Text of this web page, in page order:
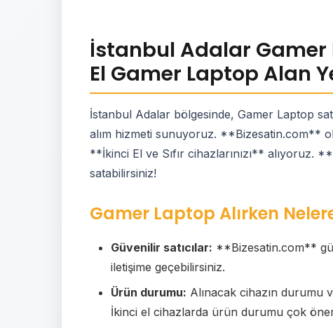
İstanbul Adalar Gamer
El Gamer Laptop Alan
İstanbul Adalar bölgesinde, Gamer Laptop
alım hizmeti sunuyoruz. **Bizesatin.com**
**İkinci El ve Sıfır cihazlarınızı** alıyoruz.
satabilirsiniz!
Gamer Laptop Alırken
Güvenilir satıcılar: **Bizesatin.com**
iletişime geçebilirsiniz.
Ürün durumu: Alınacak cihazın durumu
İkinci el cihazlarda ürün durumu çok